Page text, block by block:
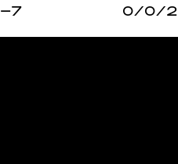
0/0/2